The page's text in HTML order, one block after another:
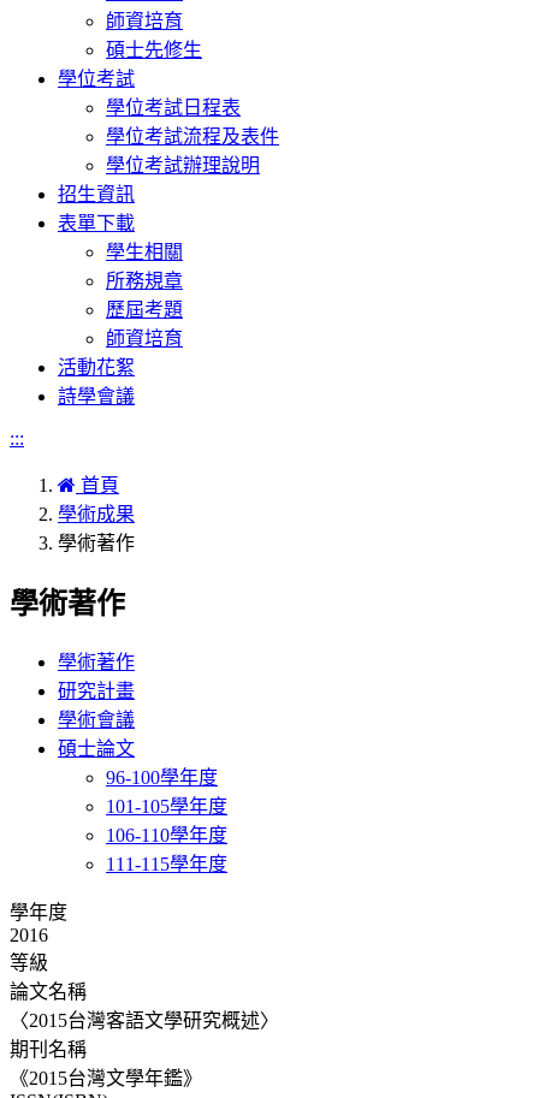
師資培育
碩士先修生
學位考試
學位考試日程表
學位考試流程及表件
學位考試辦理說明
招生資訊
表單下載
學生相關
所務規章
歷屆考題
師資培育
活動花絮
詩學會議
:::
首頁
學術成果
學術著作
學術著作
學術著作
研究計畫
學術會議
碩士論文
96-100學年度
101-105學年度
106-110學年度
111-115學年度
學年度
2016
等級
論文名稱
〈2015台灣客語文學研究概述〉
期刊名稱
《2015台灣文學年鑑》